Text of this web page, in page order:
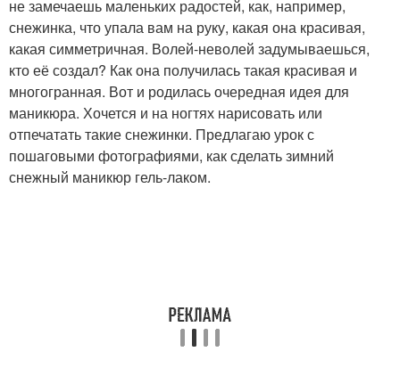
не замечаешь маленьких радостей, как, например,
снежинка, что упала вам на руку, какая она красивая,
какая симметричная. Волей-неволей задумываешься,
кто её создал? Как она получилась такая красивая и
многогранная. Вот и родилась очередная идея для
маникюра. Хочется и на ногтях нарисовать или
отпечатать такие снежинки. Предлагаю урок с
пошаговыми фотографиями, как сделать зимний
снежный маникюр гель-лаком.